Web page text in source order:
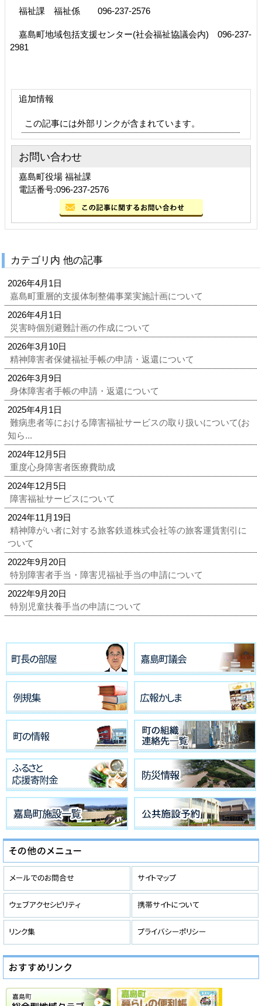
福祉課 福祉係 096-237-2576
嘉島町地域包括支援センター(社会福祉協議会内) 096-237-
2981
追加情報
この記事には外部リンクが含まれています。
お問い合わせ
嘉島町役場 福祉課
電話番号:096-237-2576
カテゴリ内 他の記事
2026年4月1日
嘉島町重層的支援体制整備事業実施計画について
2026年4月1日
災害時個別避難計画の作成について
2026年3月10日
精神障害者保健福祉手帳の申請・返還について
2026年3月9日
身体障害者手帳の申請・返還について
2025年4月1日
難病患者等における障害福祉サービスの取り扱いについて(お
知ら...
2024年12月5日
重度心身障害者医療費助成
2024年12月5日
障害福祉サービスについて
2024年11月19日
精神障がい者に対する旅客鉄道株式会社等の旅客運賃割引に
ついて
2022年9月20日
特別障害者手当・障害児福祉手当の申請について
2022年9月20日
特別児童扶養手当の申請について